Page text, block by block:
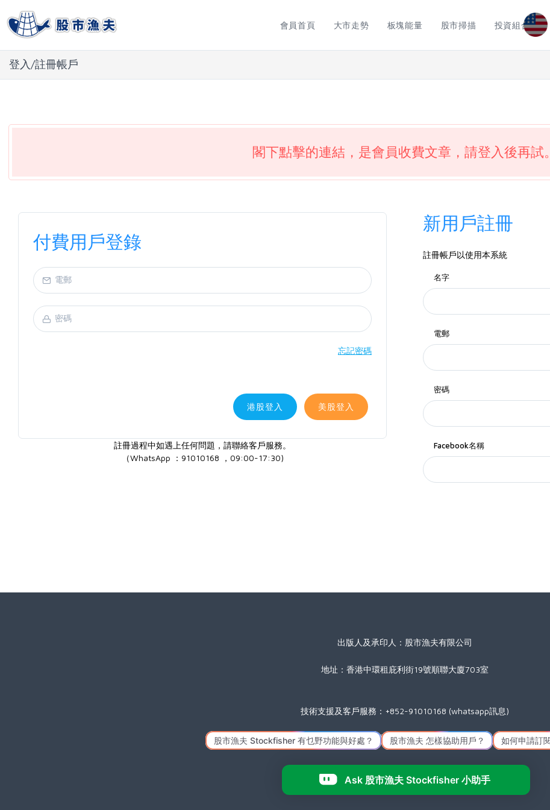
會員首頁 大市走勢 板塊能量 股市掃描 投資組合
登入/註冊帳戶
閣下點擊的連結，是會員收費文章，請登入後再試。
付費用戶登錄
忘記密碼
港股登入 美股登入
註冊過程中如遇上任何問題，請聯絡客戶服務。
（WhatsApp ：91010168 ，09:00-17:30)
新用戶註冊
註冊帳戶以使用本系統
名字
電郵
密碼
Facebook名稱
出版人及承印人：股市漁夫有限公司
地址：香港中環租庇利街19號順聯大廈703室
技術支援及客戶服務：+852-91010168 (whatsapp訊息)
星期一至五(公眾假期除外) 09:00 至 17:30
Icon made byFreepikfromwww.flaticon.com